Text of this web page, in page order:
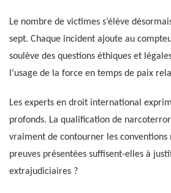
Le nombre de victimes s’élève
sept. Chaque incident ajoute au
soulève des questions éthiques et
l’usage de la force en temps de paix
Les experts en droit international
profonds. La qualification de
vraiment de contourner les conventions
preuves présentées suffisent-elles à
extrajudiciaires ?